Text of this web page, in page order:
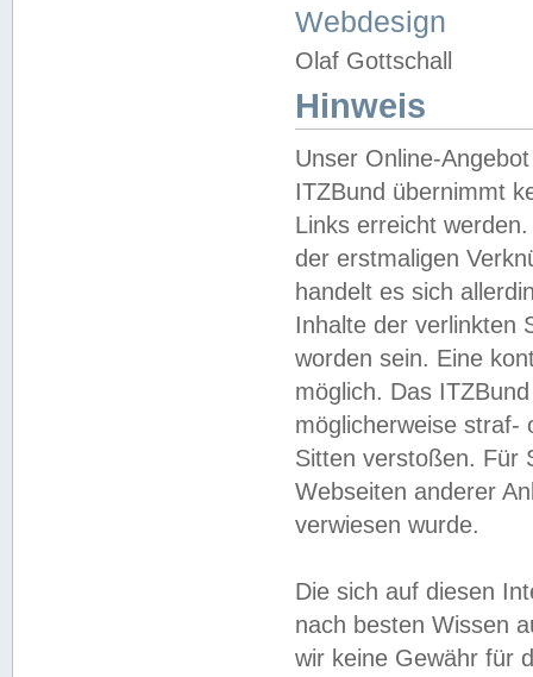
Webdesign
Olaf Gottschall
Hinweis
Unser Online-
ITZBund übernimmt
Links erreicht
der erstmaligen
handelt es sich
Inhalte der verlinkten
worden sein. Eine
möglich. Das
möglicherweise straf-
Sitten verstoßen. Für
Webseiten anderer
verwiesen wurde.
Die sich auf diesen
nach besten Wissen
wir keine Gewähr für